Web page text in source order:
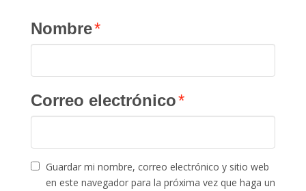
Nombre*
Correo electrónico*
Guardar mi nombre, correo electrónico y sitio web
en este navegador para la próxima vez que haga un